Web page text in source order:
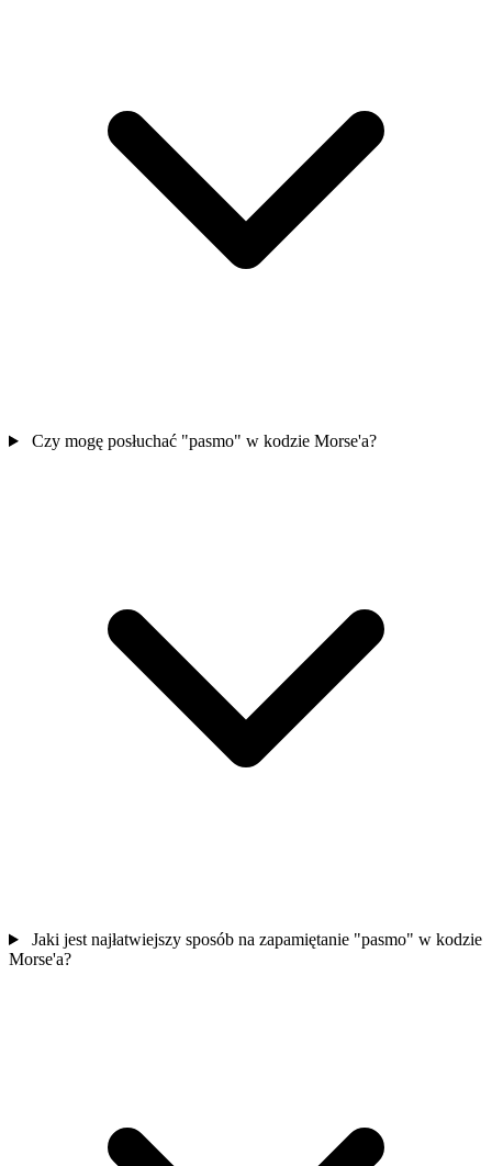
Czy mogę posłuchać "pasmo" w kodzie Morse'a?
Jaki jest najłatwiejszy sposób na zapamiętanie "pasmo" w kodzie
Morse'a?